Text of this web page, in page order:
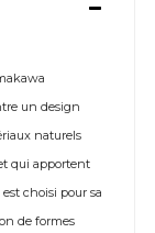
un design
naturels
qui apportent
choisi pour sa
de formes